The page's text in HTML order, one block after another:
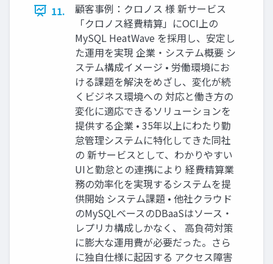
11.
顧客事例：クロノス 様 新サービス
「クロノス経費精算」にOCI上の
MySQL HeatWave を採用し、安定し
た運用を実現 企業・システム概要 シ
ステム構成イメージ • 労働環境にお
ける課題を解決をめざし、変化が続
くビジネス環境への 対応と働き方の
変化に適応できるソリューションを
提供する企業 • 35年以上にわたり勤
怠管理システムに特化してきた同社
の 新サービスとして、わかりやすい
UIと勤怠との連携により 経費精算業
務の効率化を実現するシステムを提
供開始 システム課題 • 他社クラウド
のMySQLベースのDBaaSはソース・
レプリカ構成しかなく、 高負荷対策
に膨大な運用費が必要だった。さら
に独自仕様に起因する アクセス障害